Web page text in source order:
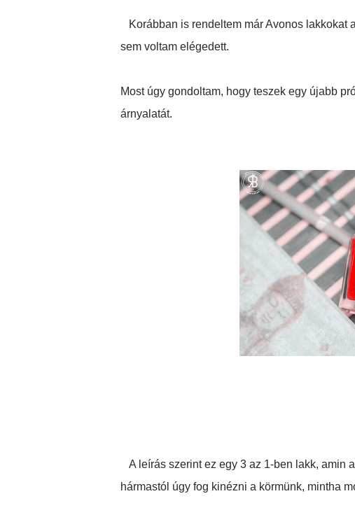
Korábban is rendeltem már Avonos lakkokat
sem voltam elégedett.
Most úgy gondoltam, hogy teszek egy újabb
árnyalatát.
A leírás szerint ez egy 3 az 1-ben lakk, amin
hármastól úgy fog kinézni a körmünk, mintha